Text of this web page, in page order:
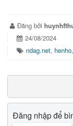
Đăng bởi
24/08/2024
ndag.net, henho,
Đăng nhập để